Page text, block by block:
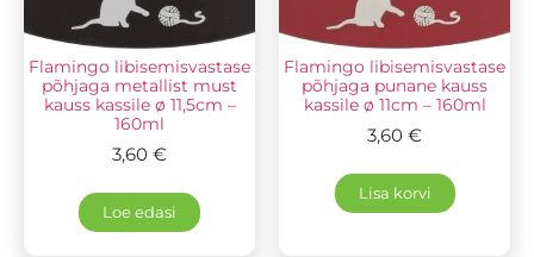
Flamingo libisemisvastase
põhjaga metallist must
kauss kassile ø 11,5cm –
160ml
3,60 €
Loe edasi
Flamingo libisemisvastase
põhjaga punane kauss
kassile ø 11cm – 160ml
3,60 €
Lisa korvi